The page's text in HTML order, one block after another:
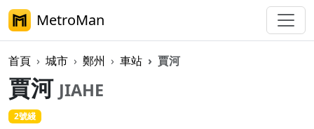
MetroMan
首頁 城市 鄭州 車站 賈河
賈河 JIAHE
2號綫